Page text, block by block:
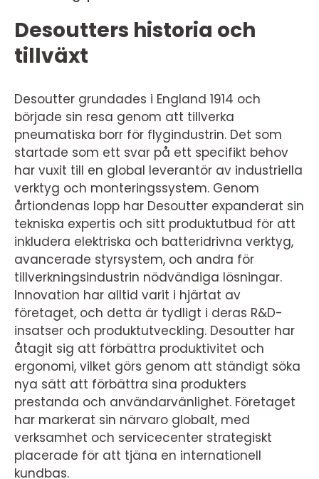
Desoutters historia och
tillväxt
Desoutter grundades i England 1914 och
började sin resa genom att tillverka
pneumatiska borr för flygindustrin. Det som
startade som ett svar på ett specifikt behov
har vuxit till en global leverantör av industriella
verktyg och monteringssystem. Genom
årtiondenas lopp har Desoutter expanderat sin
tekniska expertis och sitt produktutbud för att
inkludera elektriska och batteridrivna verktyg,
avancerade styrsystem, och andra för
tillverkningsindustrin nödvändiga lösningar.
Innovation har alltid varit i hjärtat av
företaget, och detta är tydligt i deras R&D-
insatser och produktutveckling. Desoutter har
åtagit sig att förbättra produktivitet och
ergonomi, vilket görs genom att ständigt söka
nya sätt att förbättra sina produkters
prestanda och användarvänlighet. Företaget
har markerat sin närvaro globalt, med
verksamhet och servicecenter strategiskt
placerade för att tjäna en internationell
kundbas.